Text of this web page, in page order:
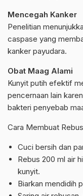
Mencegah Kanker
Penelitian
caspase yang
kanker payudara.
Obat Maag Alami
Kunyit putih efektif
pencernaan lain
bakteri penyebab
Cara Membuat
Cuci bersih dan
Rebus 200 ml air
kunyit.
Biarkan mendidih